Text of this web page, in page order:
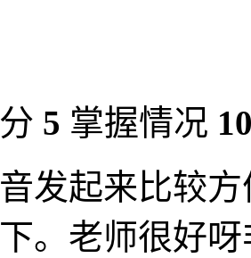
5 掌握情况
发起来比较
。老师很好